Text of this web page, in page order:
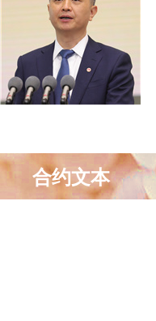
合约文本